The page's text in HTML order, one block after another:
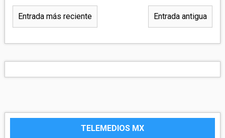
Entrada más reciente Entrada antigua
TELEMEDIOS MX